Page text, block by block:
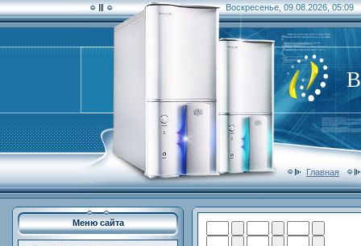
Воскресенье, 09.08.2026, 05:09
Главная
Меню сайта